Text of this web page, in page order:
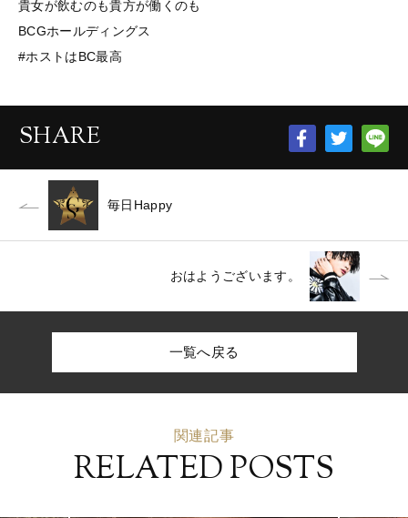
貴女が飲むのも貴方が働くのも
BCGホールディングス
#ホストはBC最高
SHARE
毎日Happy
おはようございます。
一覧へ戻る
関連記事
RELATED POSTS